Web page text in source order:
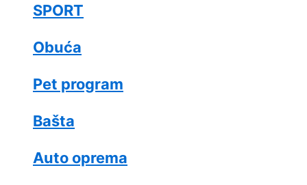
SPORT
Obuća
Pet program
Bašta
Auto oprema